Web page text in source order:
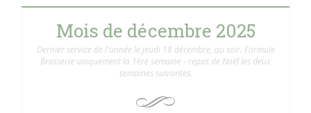
Mois de décembre 2025
Dernier service de l'année le jeudi 18 décembre, au soir. Formule
Brasserie uniquement la 1ère semaine - repas de Noël les deux
semaines suivantes.